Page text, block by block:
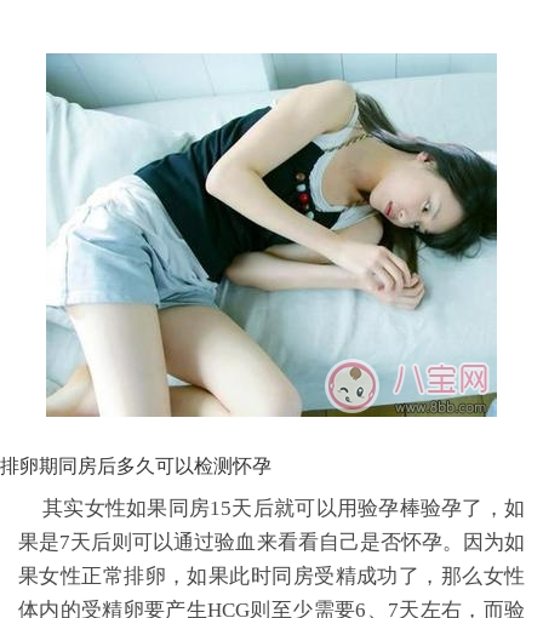
排卵期同房后多久可以检测怀孕
其实女性如果同房15天后就可以用验孕棒验孕了，如
果是7天后则可以通过验血来看看自己是否怀孕。因为如
果女性正常排卵，如果此时同房受精成功了，那么女性
体内的受精卵要产生HCG则至少需要6、7天左右，而验